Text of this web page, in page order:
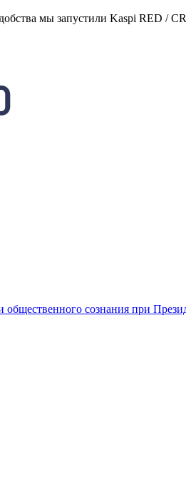
мы запустили Kaspi RED
сознания при